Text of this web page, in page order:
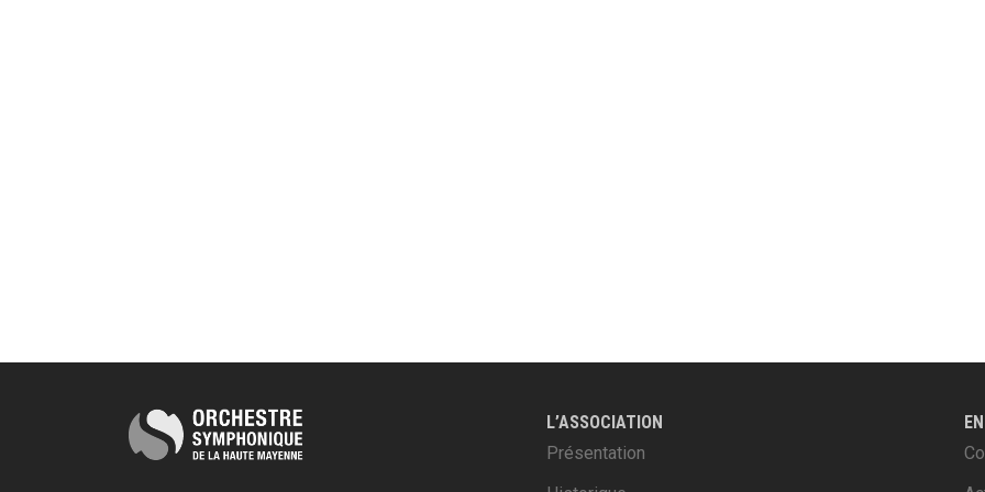
L’ASSOCIATION
Présentation